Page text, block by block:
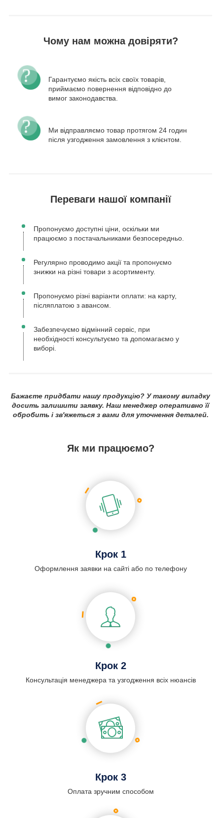
Чому нам можна довіряти?
Гарантуємо якість всіх своїх товарів,
приймаємо повернення відповідно до
вимог законодавства.
Ми відправляємо товар протягом 24 годин
після узгодження замовлення з клієнтом.
Переваги нашої компанії
Пропонуємо доступні ціни, оскільки ми
працюємо з постачальниками безпосередньо.
Регулярно проводимо акції та пропонуємо
знижки на різні товари з асортименту.
Пропонуємо різні варіанти оплати: на карту,
післяплатою з авансом.
Забезпечуємо відмінний сервіс, при
необхідності консультуємо та допомагаємо у
виборі.
Бажаєте придбати нашу продукцію? У такому випадку
досить залишити заявку. Наш менеджер оперативно її
обробить і зв'яжеться з вами для уточнення деталей.
Як ми працюємо?
Крок 1
Оформлення заявки на сайті або по телефону
Крок 2
Консультація менеджера та узгодження всіх нюансів
Крок 3
Оплата зручним способом